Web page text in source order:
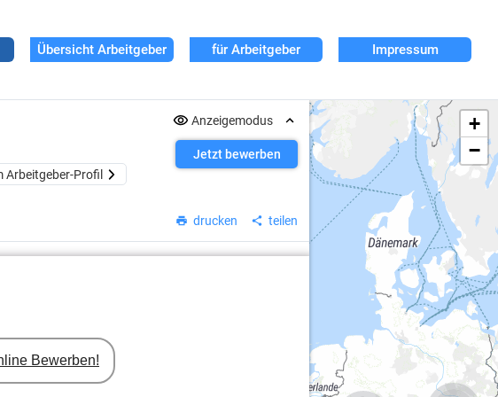
Übersicht Arbeitgeber für Arbeitgeber Impressum
Anzeigemodus
Arbeitgeber-Profil
Jetzt bewerben
drucken teilen
+
−